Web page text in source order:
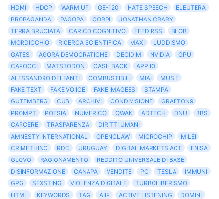
HDMI
HDCP WARM UP GE-120 HATE SPEECH
ELEUTERA
PROPAGANDA
PAGOPA CORPI
JONATHAN CRARY
TERRA BRUCIATA
CARICO COGNITIVO FEED RSS
BLOB
MORDICCHIO
RICERCA SCIENTIFICA MAXI
LUDDISMO
GATES
AGORÀ DEMOCRATICHE DECIDIM NVIDIA
GPU
CAPOCCI
MATSTODON CASH BACK
APP IO
ALESSANDRO DELFANTI
COMBUSTIBILI MIAI
MUSIF
FAKE TEXT
FAKE VOIICE FAKE IMAGEES
STAMPA
GUTEMBERG
CUB ARCHIVI CONDIVISIONE
GRAFTON9
PROMPT
POESIA NUMERICO QWAK ADTECH ONU
BBS
CARCERE
TRASPARENZA
DIRITTI UMANI
AMNESTY INTERNATIONAL
OPENCLAW MICROCHIP
MILEI
CRIMETHINC
RDC URUGUAY DIGITAL MARKETS ACT
ENISA
GLOVO
RAGIONAMENTO
REDDITO UNIVERSALE DI BASE
DISINFORMAZIONE
CANAPA VENDITE PC TESLA
IMMUNI
GPG
SEXSTING VIOLENZA DIGITALE
TURBOLIBERISMO
HTML
KEYWORDS TAG AIIP ACTIVE LISTENING
DOMINI